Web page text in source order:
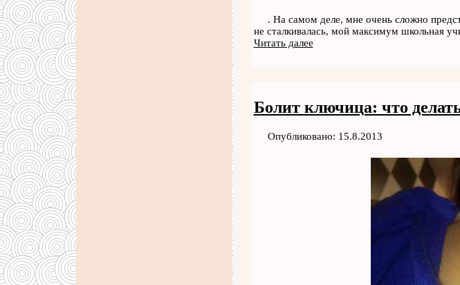
. На самом деле, мне очень сложно
не сталкивалась, мой максимум школьная
Читать далее
Болит ключица: что
Опубликовано: 15.8.2013